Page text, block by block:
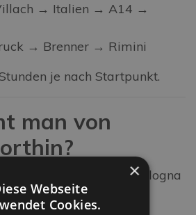
→ Italien → A14 →
→ Brenner → Rimini
je nach Startpunkt.
man von
Tunnel → Mailand → Bologna
×
Webseite
Cookies.